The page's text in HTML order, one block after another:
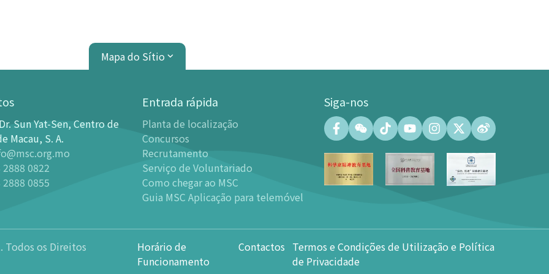
Mapa do Sítio
Exibições
da Ciência para Crianças
Planetário
Introdução
Programas
- há eventos recentes
Horário
Noite Estrelada
Centro de Convenções
Salão de Convenções (capacidade
máxima de 500 pessoas)
Salas de Reuniões (capacidade
100㎡
Praça da Árvore em Forma de
Coração de 600㎡
Sun Yat-Sen, Centro de
Macau, S. A.
2888 0822
2888 0855
Entrada rápida
Planta de localização
Concursos
Recrutamento
Serviço de Voluntariado
Como chegar ao MSC
Guia MSC Aplicação para telemóvel
Siga-nos
Todos os Direitos
Horário de
Funcionamento
Contactos Termos e Condições de Utilização e Política
de Privacidade